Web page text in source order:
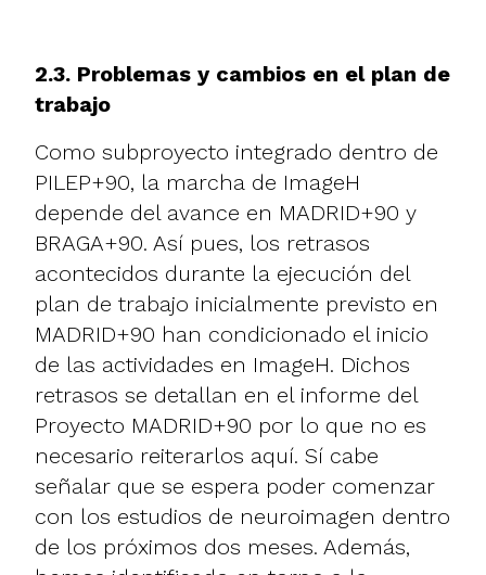
2.3. Problemas y cambios en el plan de
trabajo
Como subproyecto integrado dentro de
PILEP+90, la marcha de ImageH
depende del avance en MADRID+90 y
BRAGA+90. Así pues, los retrasos
acontecidos durante la ejecución del
plan de trabajo inicialmente previsto en
MADRID+90 han condicionado el inicio
de las actividades en ImageH. Dichos
retrasos se detallan en el informe del
Proyecto MADRID+90 por lo que no es
necesario reiterarlos aquí. Sí cabe
señalar que se espera poder comenzar
con los estudios de neuroimagen dentro
de los próximos dos meses. Además,